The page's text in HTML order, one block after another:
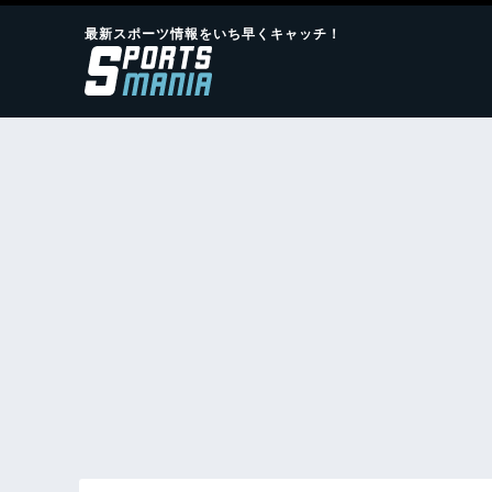
最新スポーツ情報をいち早くキャッチ！